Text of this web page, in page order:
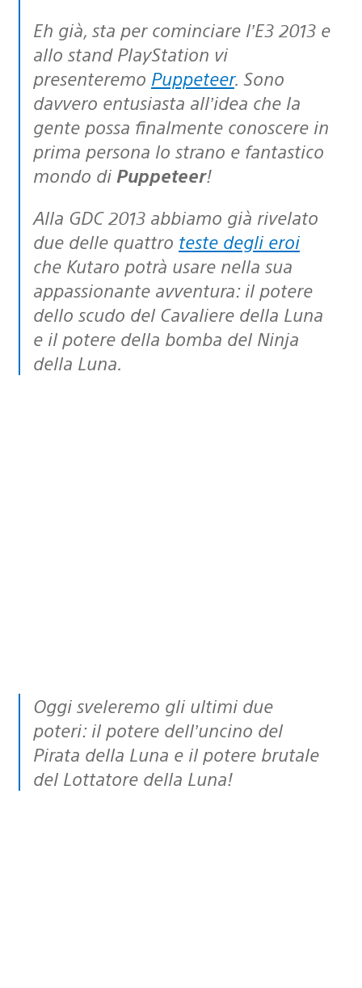
Eh già, sta per cominciare l’E3 2013 e
allo stand PlayStation vi
presenteremo Puppeteer. Sono
davvero entusiasta all’idea che la
gente possa finalmente conoscere in
prima persona lo strano e fantastico
mondo di Puppeteer!
Alla GDC 2013 abbiamo già rivelato
due delle quattro teste degli eroi
che Kutaro potrà usare nella sua
appassionante avventura: il potere
dello scudo del Cavaliere della Luna
e il potere della bomba del Ninja
della Luna.
Oggi sveleremo gli ultimi due
poteri: il potere dell’uncino del
Pirata della Luna e il potere brutale
del Lottatore della Luna!